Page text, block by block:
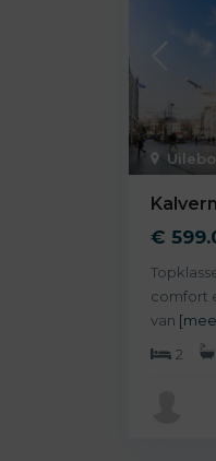
€
comfort
van
2